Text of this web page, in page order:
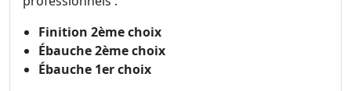
Finition 2ème choix
Ébauche 2ème choix
Ébauche 1er choix